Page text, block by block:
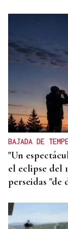
BAJADA DE
"Un
el eclipse del
perseidas "de